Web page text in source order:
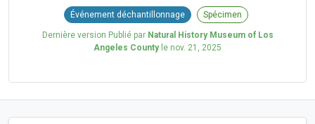
Événement déchantillonnage Spécimen
Dernière version Publié par Natural History Museum of Los
Angeles Countyle nov. 21, 2025